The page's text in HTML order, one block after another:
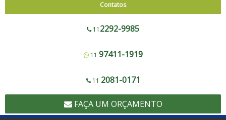
Corte e Solda Fundo - 600 a 1200
Corte e Solda Fundo e Lateral 900
Corte e Solda Lateral 1000
Contatos
11 2292-9985
11 97411-1919
11 2081-0171
FAÇA UM ORÇAMENTO